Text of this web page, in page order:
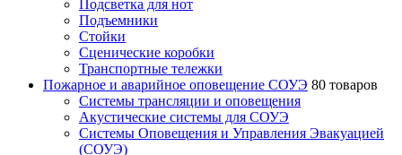
Подсветка для нот
Подъемники
Стойки
Сценические коробки
Транспортные тележки
Пожарное и аварийное оповещение СОУЭ 80 товаров
Cистемы трансляции и оповещения
Акустические системы для СОУЭ
Системы Оповещения и Управления Эвакуацией
(СОУЭ)